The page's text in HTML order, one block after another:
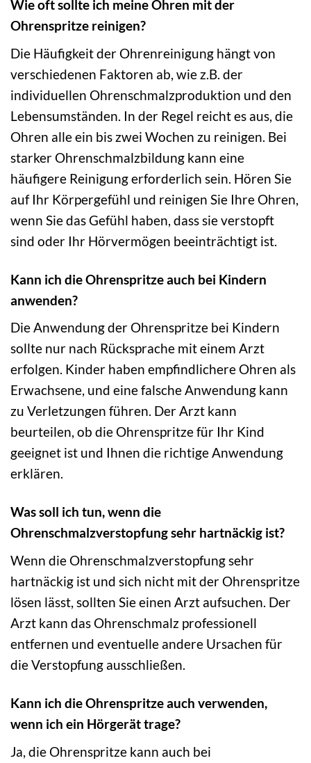
Wie oft sollte ich meine Ohren mit der
Ohrenspritze reinigen?
Die Häufigkeit der Ohrenreinigung hängt von
verschiedenen Faktoren ab, wie z.B. der
individuellen Ohrenschmalzproduktion und den
Lebensumständen. In der Regel reicht es aus, die
Ohren alle ein bis zwei Wochen zu reinigen. Bei
starker Ohrenschmalzbildung kann eine
häufigere Reinigung erforderlich sein. Hören Sie
auf Ihr Körpergefühl und reinigen Sie Ihre Ohren,
wenn Sie das Gefühl haben, dass sie verstopft
sind oder Ihr Hörvermögen beeinträchtigt ist.
Kann ich die Ohrenspritze auch bei Kindern
anwenden?
Die Anwendung der Ohrenspritze bei Kindern
sollte nur nach Rücksprache mit einem Arzt
erfolgen. Kinder haben empfindlichere Ohren als
Erwachsene, und eine falsche Anwendung kann
zu Verletzungen führen. Der Arzt kann
beurteilen, ob die Ohrenspritze für Ihr Kind
geeignet ist und Ihnen die richtige Anwendung
erklären.
Was soll ich tun, wenn die
Ohrenschmalzverstopfung sehr hartnäckig ist?
Wenn die Ohrenschmalzverstopfung sehr
hartnäckig ist und sich nicht mit der Ohrenspritze
lösen lässt, sollten Sie einen Arzt aufsuchen. Der
Arzt kann das Ohrenschmalz professionell
entfernen und eventuelle andere Ursachen für
die Verstopfung ausschließen.
Kann ich die Ohrenspritze auch verwenden,
wenn ich ein Hörgerät trage?
Ja, die Ohrenspritze kann auch bei